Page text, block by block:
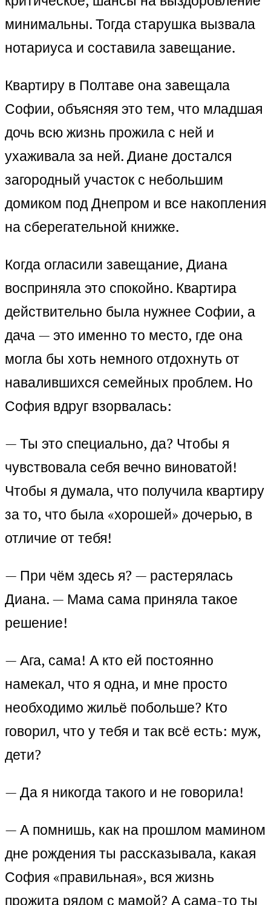
минимальны. Тогда старушка вызвала
нотариуса и составила завещание.
Квартиру в Полтаве она завещала
Софии, объясняя это тем, что младшая
дочь всю жизнь прожила с ней и
ухаживала за ней. Диане достался
загородный участок с небольшим
домиком под Днепром и все накопления
на сберегательной книжке.
Когда огласили завещание, Диана
восприняла это спокойно. Квартира
действительно была нужнее Софии, а
дача — это именно то место, где она
могла бы хоть немного отдохнуть от
навалившихся семейных проблем. Но
София вдруг взорвалась:
— Ты это специально, да? Чтобы я
чувствовала себя вечно виноватой!
Чтобы я думала, что получила квартиру
за то, что была «хорошей» дочерью, в
отличие от тебя!
— При чём здесь я? — растерялась
Диана. — Мама сама приняла такое
решение!
— Ага, сама! А кто ей постоянно
намекал, что я одна, и мне просто
необходимо жильё побольше? Кто
говорил, что у тебя и так всё есть: муж,
дети?
— Да я никогда такого и не говорила!
— А помнишь, как на прошлом мамином
дне рождения ты рассказывала, какая
София «правильная», вся жизнь
прожита рядом с мамой? А сама-то ты